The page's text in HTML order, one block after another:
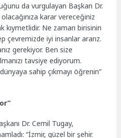
da vurgulayan Başkan Dr.
karar vereceğiniz
kıymetlidir. Ne zaman birisinin
çevremizde iyi insanlar ararız.
gerekiyor. Ben size
tavsiye ediyorum.
sahip çıkmayı öğrenin”
Dr. Cemil Tugay,
“İzmir, güzel bir şehir.